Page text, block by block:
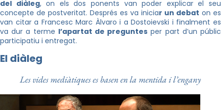
del diàleg, on els dos ponents van poder explicar el seu
concepte de postveritat. Després es va iniciar un debat on es
van citar a Francesc Marc Àlvaro i a Dostoievski i finalment es
va dur a terme l’apartat de preguntes per part d’un públic
participatiu i entregat.
El diàleg
Les vides mediàtiques es basen en la mentida i l’engany